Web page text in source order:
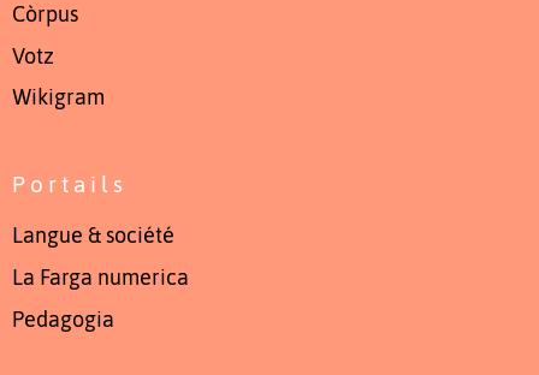
Còrpus
Votz
Wikigram
Portails
Langue & société
La Farga numerica
Pedagogia